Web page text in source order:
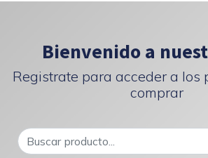
Bienvenido a
Registrate para acceder a los
comprar